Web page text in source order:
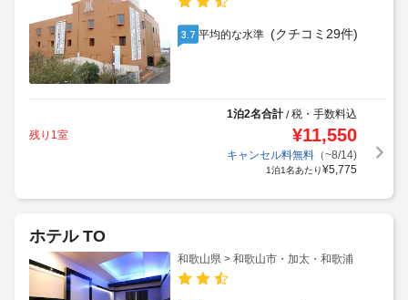
3.7 平均的な水準 (クチコミ29件)
1泊2名合計/税・手数料込
残り1室
¥11,550
キャンセル料無料（~8/14)
1泊1名あたり¥5,775
ホテル TO
和歌山県 > 和歌山市・加太・和歌浦